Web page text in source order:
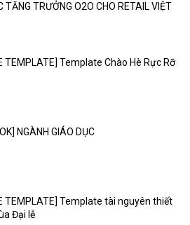
TĂNG TRƯỞNG O2O CHO RETAIL VIỆT
TEMPLATE] Template Chào Hè Rực Rỡ
NGÀNH GIÁO DỤC
TEMPLATE] Template tài nguyên thiết
Đại lễ